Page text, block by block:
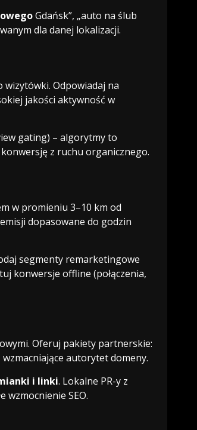
Gdańsk”, „auto na ślub
dla danej lokalizacji.
wizytówki. Odpowiadaj na
jakości aktywność w
gating) – algorytmy to
z ruchu organicznego.
w promieniu 3–10 km od
dopasowane do godzin
segmenty remarketingowe
konwersje offline (połączenia,
Oferuj pakiety partnerskie:
wzmacniające autorytet domeny.
i linki. Lokalne PR-y z
wzmocnienie SEO.